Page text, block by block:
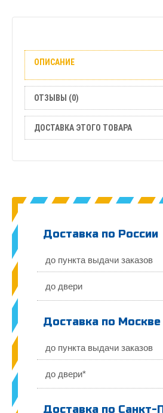
Отзывы
(0)
Доставка
ОПИСАНИЕ
ОТЗЫВЫ (0)
ДОСТАВКА ЭТОГО ТОВАРА
Доставка по России
до пункта выдачи заказов
до двери
Доставка по Москве
до пункта выдачи заказов
до двери*
Доставка по Санкт-